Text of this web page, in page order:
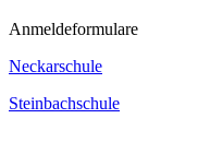
Anmeldeformulare
Neckarschule
Steinbachschule